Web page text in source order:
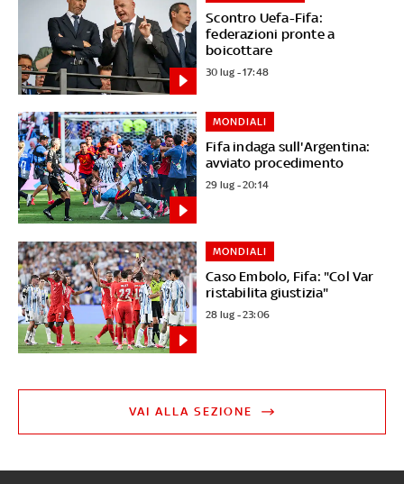
Scontro Uefa-Fifa:
federazioni pronte a
boicottare
30 lug - 17:48
Fifa indaga sull'Argentina:
avviato procedimento
MONDIALI
29 lug - 20:14
Caso Embolo, Fifa: "Col Var
ristabilita giustizia"
MONDIALI
28 lug - 23:06
VAI ALLA SEZIONE